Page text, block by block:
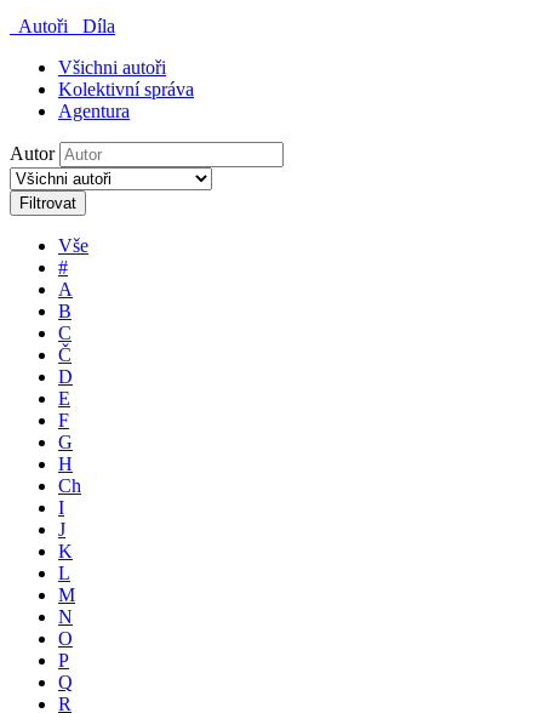
Autoři
Díla
Všichni autoři
Kolektivní správa
Agentura
Autor
Filtrovat
Vše
#
A
B
C
Č
D
E
F
G
H
Ch
I
J
K
L
M
N
O
P
Q
R